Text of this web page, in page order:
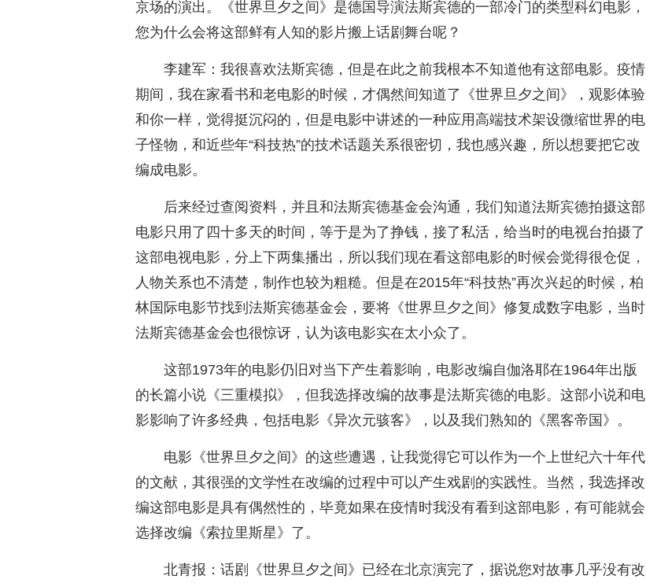
京场的演出。《世界旦夕之间》是德国导演法斯宾德的一部冷门的类型科幻电影，
您为什么会将这部鲜有人知的影片搬上话剧舞台呢？
李建军：我很喜欢法斯宾德，但是在此之前我根本不知道他有这部电影。疫情
期间，我在家看书和老电影的时候，才偶然间知道了《世界旦夕之间》，观影体验
和你一样，觉得挺沉闷的，但是电影中讲述的一种应用高端技术架设微缩世界的电
子怪物，和近些年“科技热”的技术话题关系很密切，我也感兴趣，所以想要把它改
编成电影。
后来经过查阅资料，并且和法斯宾德基金会沟通，我们知道法斯宾德拍摄这部
电影只用了四十多天的时间，等于是为了挣钱，接了私活，给当时的电视台拍摄了
这部电视电影，分上下两集播出，所以我们现在看这部电影的时候会觉得很仓促，
人物关系也不清楚，制作也较为粗糙。但是在2015年“科技热”再次兴起的时候，柏
林国际电影节找到法斯宾德基金会，要将《世界旦夕之间》修复成数字电影，当时
法斯宾德基金会也很惊讶，认为该电影实在太小众了。
这部1973年的电影仍旧对当下产生着影响，电影改编自伽洛耶在1964年出版
的长篇小说《三重模拟》，但我选择改编的故事是法斯宾德的电影。这部小说和电
影影响了许多经典，包括电影《异次元骇客》，以及我们熟知的《黑客帝国》。
电影《世界旦夕之间》的这些遭遇，让我觉得它可以作为一个上世纪六十年代
的文献，其很强的文学性在改编的过程中可以产生戏剧的实践性。当然，我选择改
编这部电影是具有偶然性的，毕竟如果在疫情时我没有看到这部电影，有可能就会
选择改编《索拉里斯星》了。
北青报：话剧《世界旦夕之间》已经在北京演完了，据说您对故事几乎没有改